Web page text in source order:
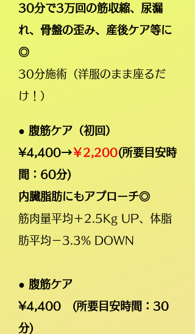
30分で3万回 の筋収縮、尿漏
れ、骨盤の歪み、産後ケア等に
◎
30分施術（洋服のまま座るだ
け！）
● 腹筋ケア（初回）
¥4,400→￥2,200(所要目安時
間：60分)
内臓脂肪にもアプローチ◎
筋肉量平均＋2.5Kg UP、体脂
肪平均－3.3% DOWN
● 腹筋ケア
¥4,400
(所要目安時間：30
分)